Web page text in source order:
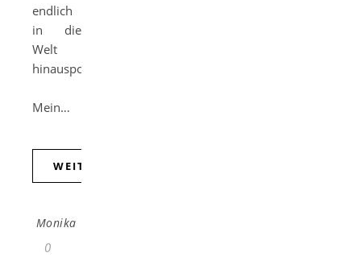
endlich
in die
Welt
hinausposaunen:
Mein…
WEITERLESEN
Monika
0